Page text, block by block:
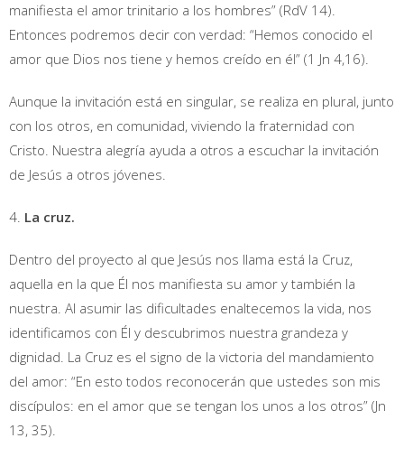
manifiesta el amor trinitario a los hombres” (RdV 14).
Entonces podremos decir con verdad: “Hemos conocido el
amor que Dios nos tiene y hemos creído en él” (1 Jn 4,16).
Aunque la invitación está en singular, se realiza en plural, junto
con los otros, en comunidad, viviendo la fraternidad con
Cristo. Nuestra alegría ayuda a otros a escuchar la invitación
de Jesús a otros jóvenes.
4. La cruz.
Dentro del proyecto al que Jesús nos llama está la Cruz,
aquella en la que Él nos manifiesta su amor y también la
nuestra. Al asumir las dificultades enaltecemos la vida, nos
identificamos con Él y descubrimos nuestra grandeza y
dignidad. La Cruz es el signo de la victoria del mandamiento
del amor: “En esto todos reconocerán que ustedes son mis
discípulos: en el amor que se tengan los unos a los otros” (Jn
13, 35).